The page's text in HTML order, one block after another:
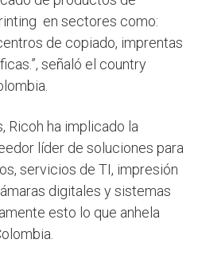
en sectores como:
de copiado, imprentas
señaló el country
Ricoh ha implicado la
líder de soluciones para
servicios de TI, impresión
digitales y sistemas
esto lo que anhela